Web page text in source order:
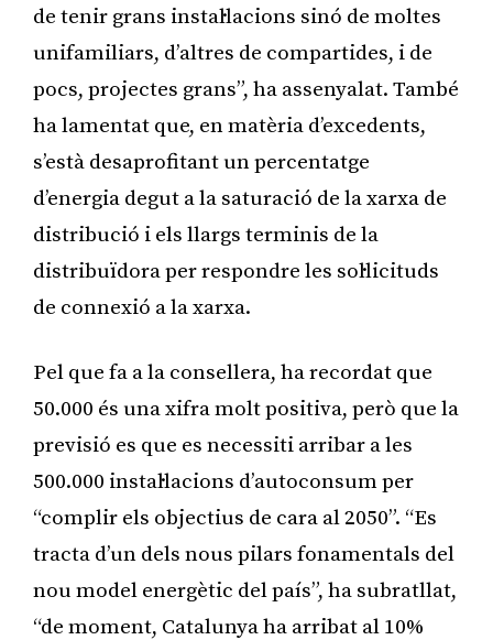
de tenir grans instal·lacions sinó de moltes
unifamiliars, d’altres de compartides, i de
pocs, projectes grans”, ha assenyalat. També
ha lamentat que, en matèria d’excedents,
s’està desaprofitant un percentatge
d’energia degut a la saturació de la xarxa de
distribució i els llargs terminis de la
distribuïdora per respondre les sol·licituds
de connexió a la xarxa.
Pel que fa a la consellera, ha recordat que
50.000 és una xifra molt positiva, però que la
previsió es que es necessiti arribar a les
500.000 instal·lacions d’autoconsum per
“complir els objectius de cara al 2050”. “Es
tracta d’un dels nous pilars fonamentals del
nou model energètic del país”, ha subratllat,
“de moment, Catalunya ha arribat al 10%